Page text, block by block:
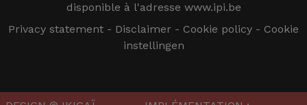
disponible à l'adresse www.ipi.be
Privacy statement - Disclaimer - Cookie policy - Cookie
instellingen